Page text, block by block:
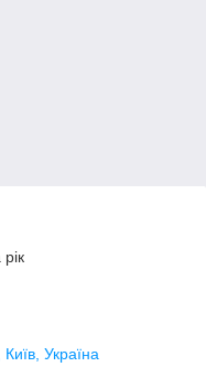
Україна